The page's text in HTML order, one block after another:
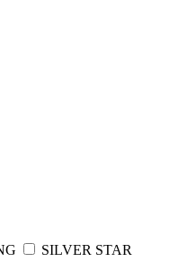
SILVER STAR